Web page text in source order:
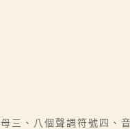
三、八個聲調符號四、音